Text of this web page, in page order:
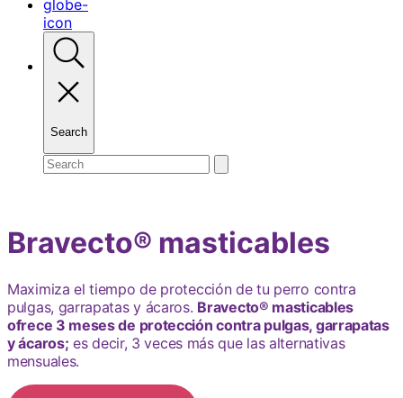
Search
Toggle
search
Search
for:
search
Bravecto® masticables
Maximiza el tiempo de protección de tu perro contra
pulgas, garrapatas y ácaros. Bravecto® masticables
ofrece 3 meses de protección contra pulgas, garrapatas
y ácaros; es decir, 3 veces más que las alternativas
mensuales.